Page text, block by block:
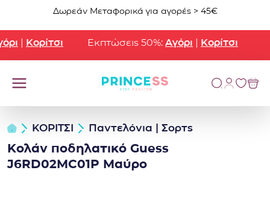
Μετάβαση στο περιεχόμενο
Δωρεάν Μεταφορικά για αγορές > 45€
|Κορίτσι Εκπτώσεις 50%:Αγόρι|Κορίτσι
ΚΟΡΙΤΣΙ Παντελόνια | Σορτς
Κολάν ποδηλατικό Guess
J6RD02MC01P Μαύρο